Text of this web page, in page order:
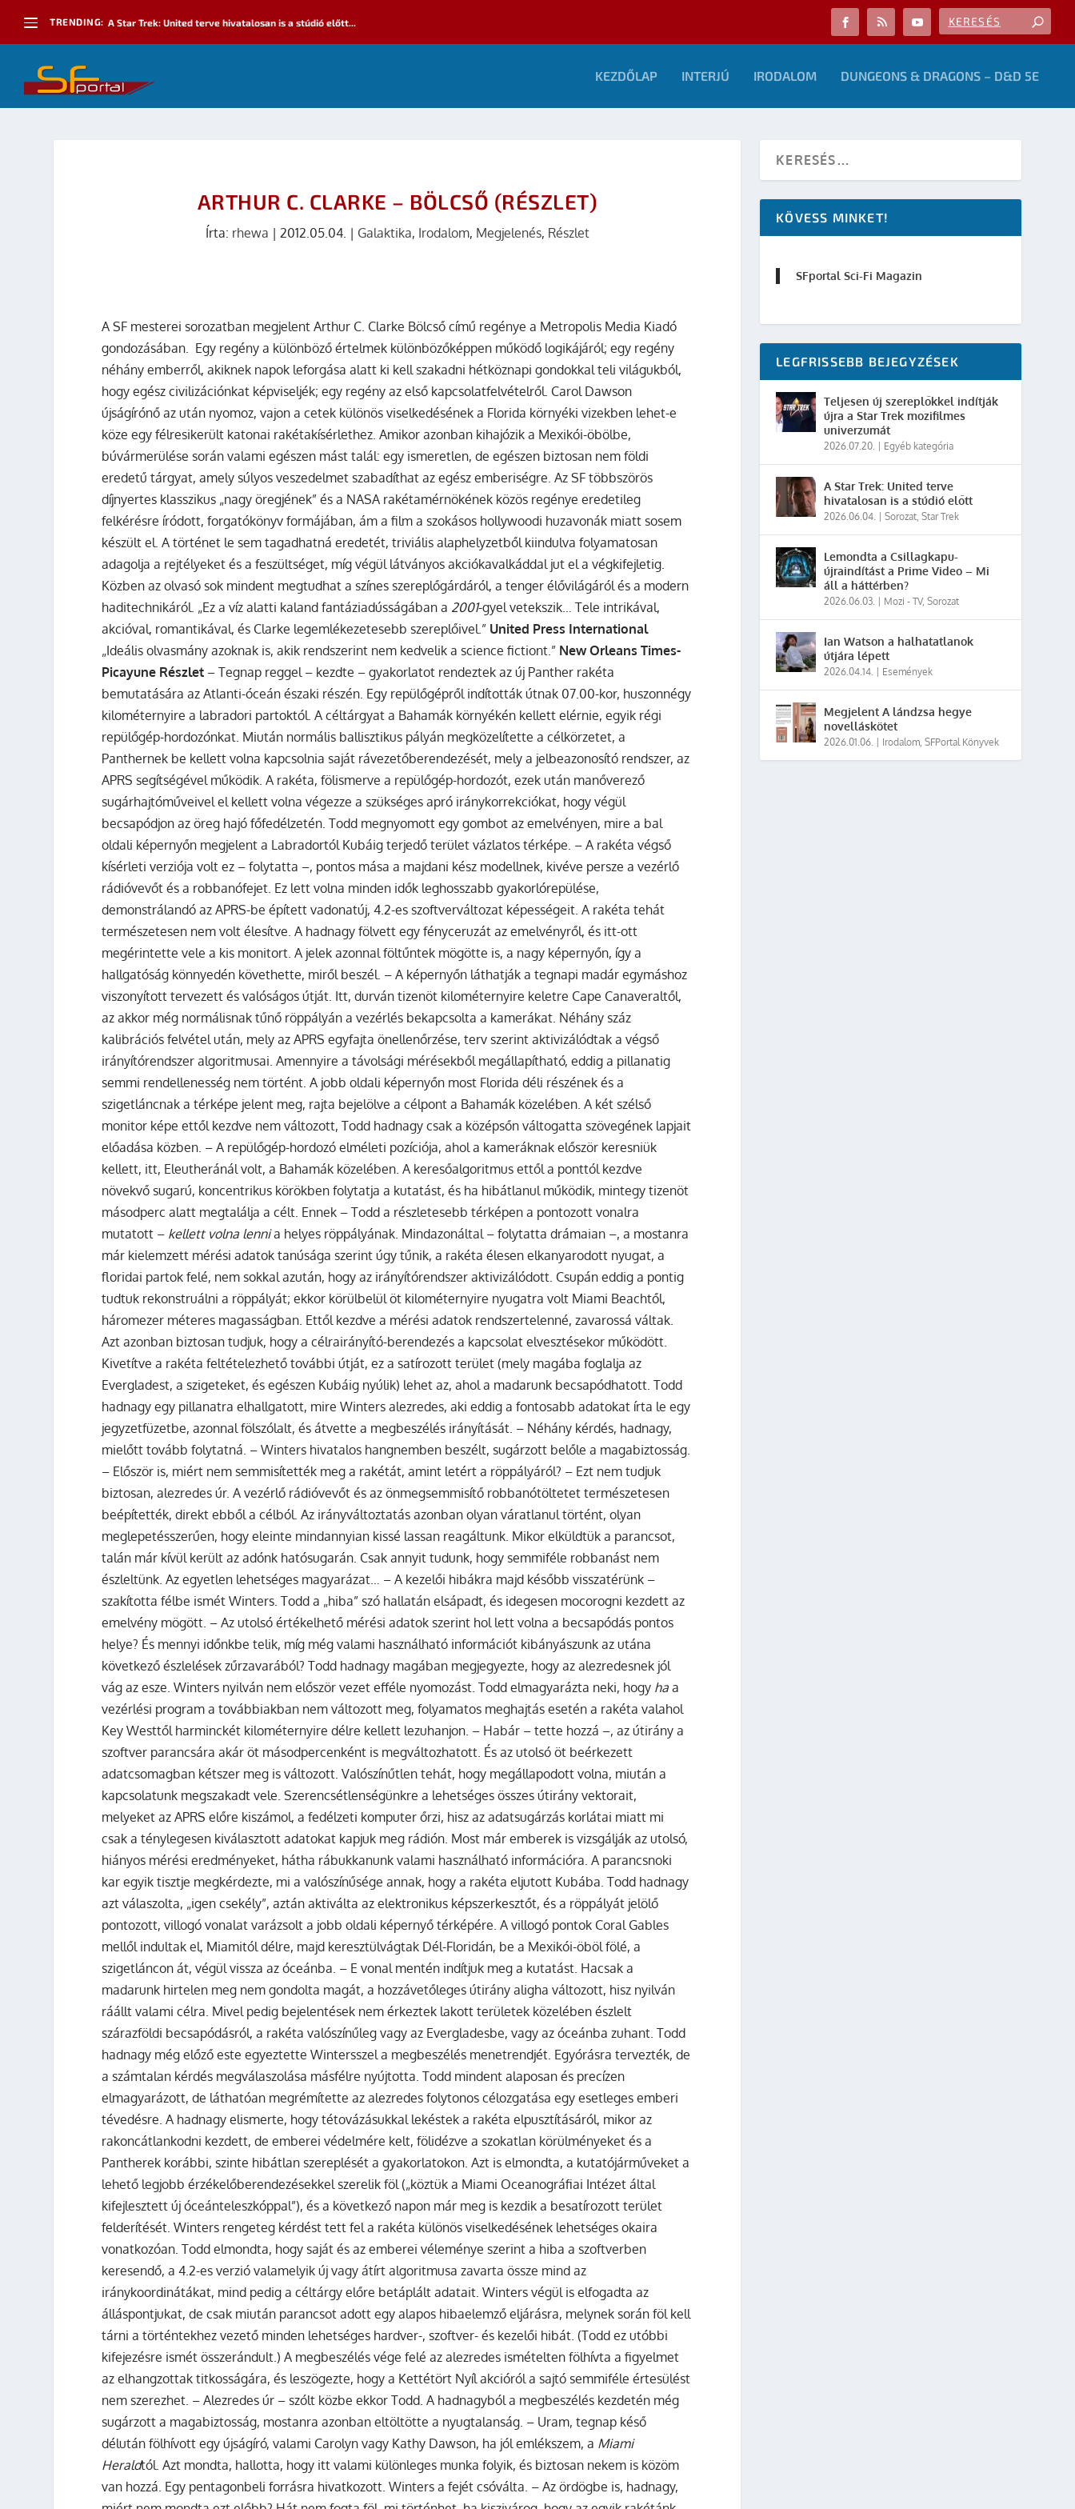
TRENDING: A Star Trek: United terve hivatalosan is a stúdió előtt...
KEZDŐLAP INTERJÚ IRODALOM DUNGEONS & DRAGONS – D&D 5E
ARTHUR C. CLARKE – BÖLCSŐ (RÉSZLET)
Írta: rhewa | 2012.05.04. | Galaktika, Irodalom, Megjelenés, Részlet
A SF mesterei sorozatban megjelent Arthur C. Clarke Bölcső című regénye a Metropolis Media Kiadó
gondozásában. Egy regény a különböző értelmek különbözőképpen működő logikájáról; egy regény
néhány emberről, akiknek napok leforgása alatt ki kell szakadni hétköznapi gondokkal teli világukból,
hogy egész civilizációnkat képviseljék; egy regény az első kapcsolatfelvételről. Carol Dawson
újságírónő az után nyomoz, vajon a cetek különös viselkedésének a Florida környéki vizekben lehet-e
köze egy félresikerült katonai rakétakísérlethez. Amikor azonban kihajózik a Mexikói-öbölbe,
búvármerülése során valami egészen mást talál: egy ismeretlen, de egészen biztosan nem földi
eredetű tárgyat, amely súlyos veszedelmet szabadíthat az egész emberiségre. Az SF többszörös
díjnyertes klasszikus „nagy öregjének” és a NASA rakétamérnökének közös regénye eredetileg
felkérésre íródott, forgatókönyv formájában, ám a film a szokásos hollywoodi huzavonák miatt sosem
készült el. A történet le sem tagadhatná eredetét, triviális alaphelyzetből kiindulva folyamatosan
adagolja a rejtélyeket és a feszültséget, míg végül látványos akciókavalkáddal jut el a végkifejletig.
Közben az olvasó sok mindent megtudhat a színes szereplőgárdáról, a tenger élővilágáról és a modern
haditechnikáról. „Ez a víz alatti kaland fantáziadússágában a 2001-gyel vetekszik… Tele intrikával,
akcióval, romantikával, és Clarke legemlékezetesebb szereplőivel.” United Press International
„Ideális olvasmány azoknak is, akik rendszerint nem kedvelik a science fictiont.” New Orleans Times-
Picayune Részlet – Tegnap reggel – kezdte – gyakorlatot rendeztek az új Panther rakéta
bemutatására az Atlanti-óceán északi részén. Egy repülőgépről indították útnak 07.00-kor, huszonnégy
kilométernyire a labradori partoktól. A céltárgyat a Bahamák környékén kellett elérnie, egyik régi
repülőgép-hordozónkat. Miután normális ballisztikus pályán megközelítette a célkörzetet, a
Panthernek be kellett volna kapcsolnia saját rávezetőberendezését, mely a jelbeazonosító rendszer, az
APRS segítségével működik. A rakéta, fölismerve a repülőgép-hordozót, ezek után manőverező
sugárhajtóműveivel el kellett volna végezze a szükséges apró iránykorrekciókat, hogy végül
becsapódjon az öreg hajó főfedélzetén. Todd megnyomott egy gombot az emelvényen, mire a bal
oldali képernyőn megjelent a Labradortól Kubáig terjedő terület vázlatos térképe. – A rakéta végső
kísérleti verziója volt ez – folytatta –, pontos mása a majdani kész modellnek, kivéve persze a vezérlő
rádióvevőt és a robbanófejet. Ez lett volna minden idők leghosszabb gyakorlórepülése,
demonstrálandó az APRS-be épített vadonatúj, 4.2-es szoftverváltozat képességeit. A rakéta tehát
természetesen nem volt élesítve. A hadnagy fölvett egy fényceruzát az emelvényről, és itt-ott
megérintette vele a kis monitort. A jelek azonnal föltűntek mögötte is, a nagy képernyőn, így a
hallgatóság könnyedén követhette, miről beszél. – A képernyőn láthatják a tegnapi madár egymáshoz
viszonyított tervezett és valóságos útját. Itt, durván tizenöt kilométernyire keletre Cape Canaveraltől,
az akkor még normálisnak tűnő röppályán a vezérlés bekapcsolta a kamerákat. Néhány száz
kalibrációs felvétel után, mely az APRS egyfajta önellenőrzése, terv szerint aktivizálódtak a végső
irányítórendszer algoritmusai. Amennyire a távolsági mérésekből megállapítható, eddig a pillanatig
semmi rendellenesség nem történt. A jobb oldali képernyőn most Florida déli részének és a
szigetláncnak a térképe jelent meg, rajta bejelölve a célpont a Bahamák közelében. A két szélső
monitor képe ettől kezdve nem változott, Todd hadnagy csak a középsőn váltogatta szövegének lapjait
előadása közben. – A repülőgép-hordozó elméleti pozíciója, ahol a kameráknak először keresniük
kellett, itt, Eleutheránál volt, a Bahamák közelében. A keresőalgoritmus ettől a ponttól kezdve
növekvő sugarú, koncentrikus körökben folytatja a kutatást, és ha hibátlanul működik, mintegy tizenöt
másodperc alatt megtalálja a célt. Ennek – Todd a részletesebb térképen a pontozott vonalra
mutatott – kellett volna lennia helyes röppályának. Mindazonáltal – folytatta drámaian –, a mostanra
már kielemzett mérési adatok tanúsága szerint úgy tűnik, a rakéta élesen elkanyarodott nyugat, a
floridai partok felé, nem sokkal azután, hogy az irányítórendszer aktivizálódott. Csupán eddig a pontig
tudtuk rekonstruálni a röppályát; ekkor körülbelül öt kilométernyire nyugatra volt Miami Beachtől,
háromezer méteres magasságban. Ettől kezdve a mérési adatok rendszertelenné, zavarossá váltak.
Azt azonban biztosan tudjuk, hogy a célrairányító-berendezés a kapcsolat elvesztésekor működött.
Kivetítve a rakéta feltételezhető további útját, ez a satírozott terület (mely magába foglalja az
Evergladest, a szigeteket, és egészen Kubáig nyúlik) lehet az, ahol a madarunk becsapódhatott. Todd
hadnagy egy pillanatra elhallgatott, mire Winters alezredes, aki eddig a fontosabb adatokat írta le egy
jegyzetfüzetbe, azonnal fölszólalt, és átvette a megbeszélés irányítását. – Néhány kérdés, hadnagy,
mielőtt tovább folytatná. – Winters hivatalos hangnemben beszélt, sugárzott belőle a magabiztosság.
– Először is, miért nem semmisítették meg a rakétát, amint letért a röppályáról? – Ezt nem tudjuk
biztosan, alezredes úr. A vezérlő rádióvevőt és az önmegsemmisítő robbanótöltetet természetesen
beépítették, direkt ebből a célból. Az irányváltoztatás azonban olyan váratlanul történt, olyan
meglepetésszerűen, hogy eleinte mindannyian kissé lassan reagáltunk. Mikor elküldtük a parancsot,
talán már kívül került az adónk hatósugarán. Csak annyit tudunk, hogy semmiféle robbanást nem
észleltünk. Az egyetlen lehetséges magyarázat… – A kezelői hibákra majd később visszatérünk –
szakította félbe ismét Winters. Todd a „hiba” szó hallatán elsápadt, és idegesen mocorogni kezdett az
emelvény mögött. – Az utolsó értékelhető mérési adatok szerint hol lett volna a becsapódás pontos
helye? És mennyi időnkbe telik, míg még valami használható információt kibányászunk az utána
következő észlelések zűrzavarából? Todd hadnagy magában megjegyezte, hogy az alezredesnek jól
vág az esze. Winters nyilván nem először vezet efféle nyomozást. Todd elmagyarázta neki, hogy ha a
vezérlési program a továbbiakban nem változott meg, folyamatos meghajtás esetén a rakéta valahol
Key Westtől harminckét kilométernyire délre kellett lezuhanjon. – Habár – tette hozzá –, az útirány a
szoftver parancsára akár öt másodpercenként is megváltozhatott. És az utolsó öt beérkezett
adatcsomagban kétszer meg is változott. Valószínűtlen tehát, hogy megállapodott volna, miután a
kapcsolatunk megszakadt vele. Szerencsétlenségünkre a lehetséges összes útirány vektorait,
melyeket az APRS előre kiszámol, a fedélzeti komputer őrzi, hisz az adatsugárzás korlátai miatt mi
csak a ténylegesen kiválasztott adatokat kapjuk meg rádión. Most már emberek is vizsgálják az utolsó,
hiányos mérési eredményeket, hátha rábukkanunk valami használható információra. A parancsnoki
kar egyik tisztje megkérdezte, mi a valószínűsége annak, hogy a rakéta eljutott Kubába. Todd hadnagy
azt válaszolta, „igen csekély”, aztán aktiválta az elektronikus képszerkesztőt, és a röppályát jelölő
pontozott, villogó vonalat varázsolt a jobb oldali képernyő térképére. A villogó pontok Coral Gables
mellől indultak el, Miamitól délre, majd keresztülvágtak Dél-Floridán, be a Mexikói-öböl fölé, a
szigetláncon át, végül vissza az óceánba. – E vonal mentén indítjuk meg a kutatást. Hacsak a
madarunk hirtelen meg nem gondolta magát, a hozzávetőleges útirány aligha változott, hisz nyilván
ráállt valami célra. Mivel pedig bejelentések nem érkeztek lakott területek közelében észlelt
szárazföldi becsapódásról, a rakéta valószínűleg vagy az Evergladesbe, vagy az óceánba zuhant. Todd
hadnagy még előző este egyeztette Wintersszel a megbeszélés menetrendjét. Egyórásra tervezték, de
a számtalan kérdés megválaszolása másfélre nyújtotta. Todd mindent alaposan és precízen
elmagyarázott, de láthatóan megrémítette az alezredes folytonos célozgatása egy esetleges emberi
tévedésre. A hadnagy elismerte, hogy tétovázásukkal lekéstek a rakéta elpusztításáról, mikor az
rakoncátlankodni kezdett, de emberei védelmére kelt, fölidézve a szokatlan körülményeket és a
Pantherek korábbi, szinte hibátlan szereplését a gyakorlatokon. Azt is elmondta, a kutatójárműveket a
lehető legjobb érzékelőberendezésekkel szerelik föl („köztük a Miami Oceanográfiai Intézet által
kifejlesztett új óceánteleszkóppal”), és a következő napon már meg is kezdik a besatírozott terület
felderítését. Winters rengeteg kérdést tett fel a rakéta különös viselkedésének lehetséges okaira
vonatkozóan. Todd elmondta, hogy saját és az emberei véleménye szerint a hiba a szoftverben
keresendő, a 4.2-es verzió valamelyik új vagy átírt algoritmusa zavarta össze mind az
iránykoordinátákat, mind pedig a céltárgy előre betáplált adatait. Winters végül is elfogadta az
álláspontjukat, de csak miután parancsot adott egy alapos hibaelemző eljárásra, melynek során föl kell
tárni a történtekhez vezető minden lehetséges hardver-, szoftver- és kezelői hibát. (Todd ez utóbbi
kifejezésre ismét összerándult.) A megbeszélés vége felé az alezredes ismételten fölhívta a figyelmet
az elhangzottak titkosságára, és leszögezte, hogy a Kettétört Nyíl akcióról a sajtó semmiféle értesülést
nem szerezhet. – Alezredes úr – szólt közbe ekkor Todd. A hadnagyból a megbeszélés kezdetén még
sugárzott a magabiztosság, mostanra azonban eltöltötte a nyugtalanság. – Uram, tegnap késő
délután fölhívott egy újságíró, valami Carolyn vagy Kathy Dawson, ha jól emlékszem, a Miami
Heraldtól. Azt mondta, hallotta, hogy itt valami különleges munka folyik, és biztosan nekem is közöm
van hozzá. Egy pentagonbeli forrásra hivatkozott. Winters a fejét csóválta. – Az ördögbe is, hadnagy,
KÖVESS MINKET!
SFportal Sci-Fi Magazin
LEGFRISSEBB BEJEGYZÉSEK
Teljesen új szereplőkkel indítják
újra a Star Trek mozifilmes
univerzumát
2026.07.20. Egyéb kategória
A Star Trek: United terve
hivatalosan is a stúdió előtt
2026.06.04. |Sorozat,Star Trek
Lemondta a Csillagkapu-
újraindítást a Prime Video – Mi
áll a háttérben?
2026.06.03. Mozi - TV,Sorozat
Ian Watson a halhatatlanok
útjára lépett
2026.04.14. Események
Megjelent A lándzsa hegye
novelláskötet
2026.01.06. Irodalom,SFPortal Könyvek